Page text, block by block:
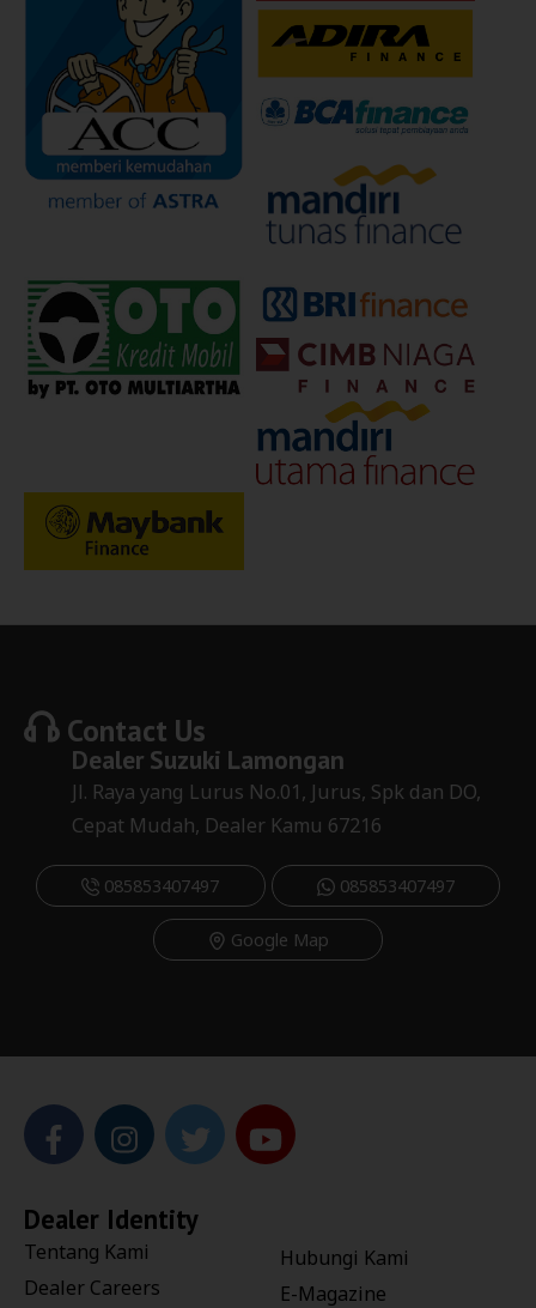
Contact Us
Dealer Suzuki Lamongan
Jl. Raya yang Lurus No.01, Jurus, Spk dan DO,
Cepat Mudah, Dealer Kamu 67216
085853407497 085853407497
Google Map
Dealer Identity
Tentang Kami
Dealer Careers
Hubungi Kami
E-Magazine